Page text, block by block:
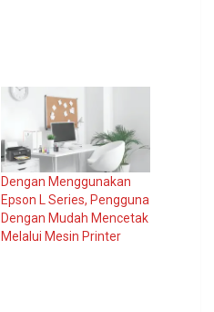
Dengan Menggunakan
Epson L Series, Pengguna
Dengan Mudah Mencetak
Melalui Mesin Printer